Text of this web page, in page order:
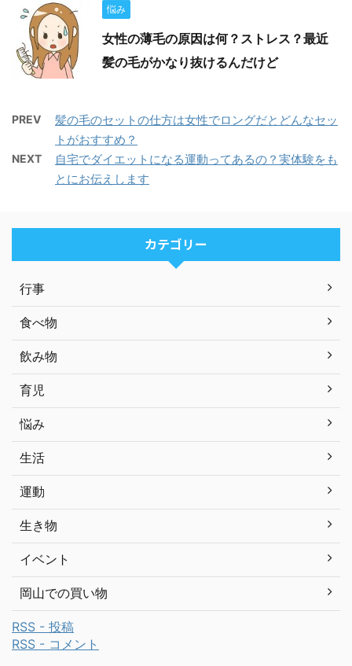
悩み
女性の薄毛の原因は何？ストレス？最近
髪の毛がかなり抜けるんだけど
PREV
髪の毛のセットの仕方は女性でロングだとどんなセッ
トがおすすめ？
NEXT
自宅でダイエットになる運動ってあるの？実体験をも
とにお伝えします
カテゴリー
行事
食べ物
飲み物
育児
悩み
生活
運動
生き物
イベント
岡山での買い物
RSS - 投稿
RSS - コメント